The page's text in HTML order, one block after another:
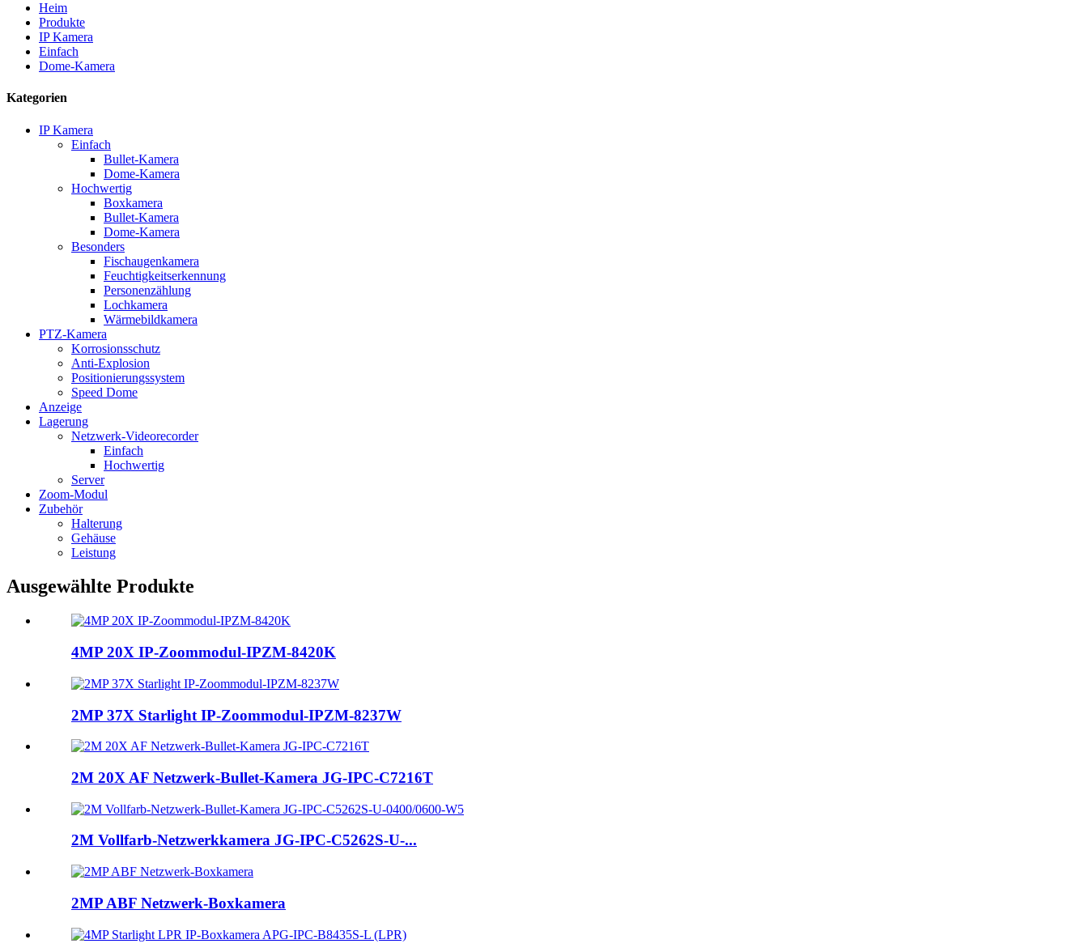
Heim
Produkte
IP Kamera
Einfach
Dome-Kamera
Kategorien
IP Kamera
Einfach
Bullet-Kamera
Dome-Kamera
Hochwertig
Boxkamera
Bullet-Kamera
Dome-Kamera
Besonders
Fischaugenkamera
Feuchtigkeitserkennung
Personenzählung
Lochkamera
Wärmebildkamera
PTZ-Kamera
Korrosionsschutz
Anti-Explosion
Positionierungssystem
Speed ​​Dome
Anzeige
Lagerung
Netzwerk-Videorecorder
Einfach
Hochwertig
Server
Zoom-Modul
Zubehör
Halterung
Gehäuse
Leistung
Ausgewählte Produkte
4MP 20X IP-Zoommodul-IPZM-8420K
2MP 37X Starlight IP-Zoommodul-IPZM-8237W
2M 20X AF Netzwerk-Bullet-Kamera JG-IPC-C7216T
2M Vollfarb-Netzwerkkamera JG-IPC-C5262S-U-...
2MP ABF Netzwerk-Boxkamera